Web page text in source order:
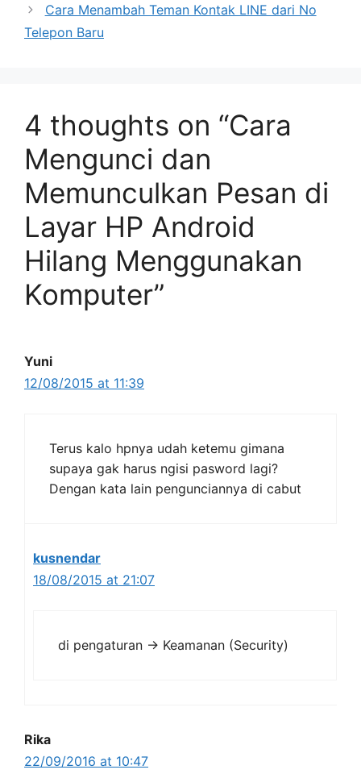
Cara Menambah Teman Kontak LINE dari No
Telepon Baru
4 thoughts on “Cara
Mengunci dan
Memunculkan Pesan di
Layar HP Android
Hilang Menggunakan
Komputer”
Yuni
12/08/2015 at 11:39
Terus kalo hpnya udah ketemu gimana
supaya gak harus ngisi pasword lagi?
Dengan kata lain pengunciannya di cabut
kusnendar
18/08/2015 at 21:07
di pengaturan -> Keamanan (Security)
Rika
22/09/2016 at 10:47